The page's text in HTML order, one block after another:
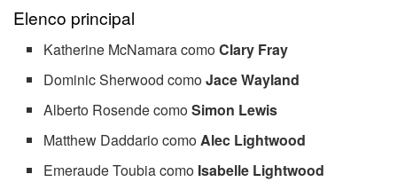
Elenco principal
Katherine McNamara comoClary Fray
Dominic Sherwood comoJace Wayland
Alberto Rosende comoSimon Lewis
Matthew Daddario comoAlec Lightwood
Emeraude Toubia como Isabelle Lightwood